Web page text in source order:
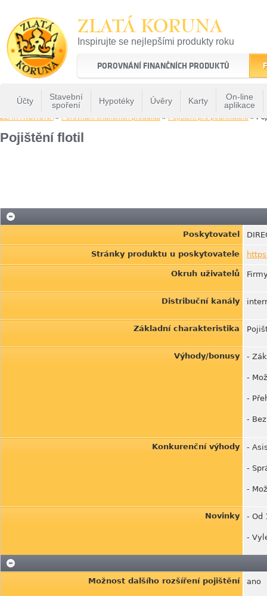
ZLATÁ KORUNA
Inspirujte se nejlepšími produkty roku
22 let tradice a kvality na finančním trhu
POROVNÁNÍ FINANČNÍCH PRODUKTŮ
Účty
Stavební
spoření
Hypotéky Úvěry Karty
On-line
aplikace
ZLATÁ KORUNA» Porovnání finančních produktů » Pojištění pro podnikatele »
Pojištění flotil
Poskytovatel
Stránky produktu u poskytovatele
Okruh uživatelů
Distribuční kanály
Základní charakteristika
Výhody/bonusy -
-
-
-
Konkurenční výhody -
-
-
Novinky - Od
-
Možnost dalšího rozšíření pojištění ano